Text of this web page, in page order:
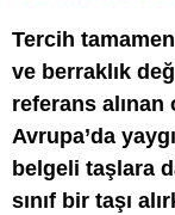
Tercih
ve berraklık
referans alınan
Avrupa’da
belgeli taşlara
sınıf bir taşı